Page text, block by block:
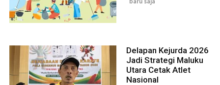
Delapan Kejurda 2026
Jadi Strategi Maluku
Utara Cetak Atlet
Nasional